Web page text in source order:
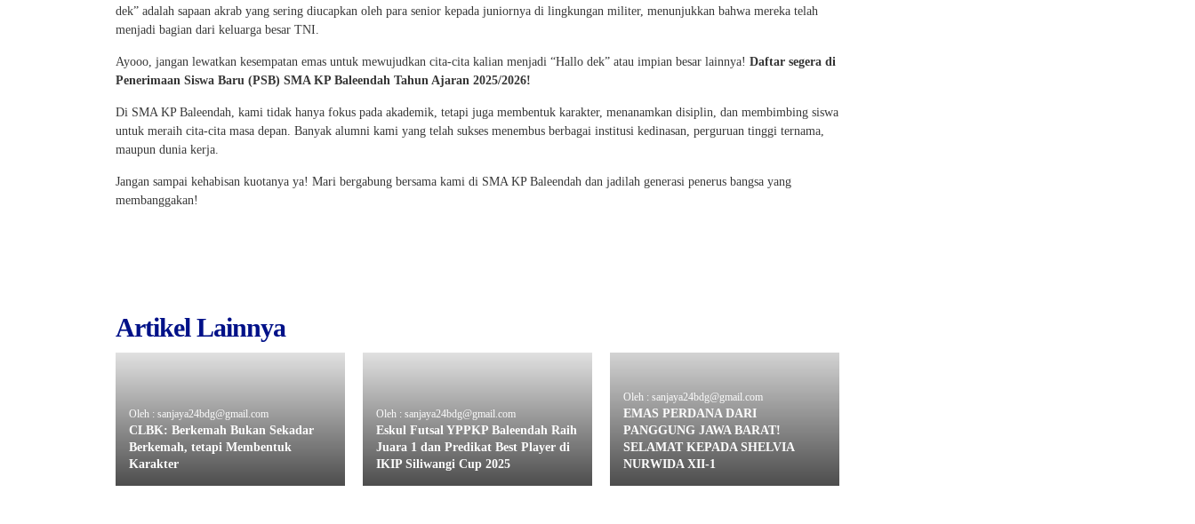
dek” adalah sapaan akrab yang sering diucapkan oleh para senior kepada juniornya di lingkungan militer, menunjukkan bahwa mereka telah
menjadi bagian dari keluarga besar TNI.
Ayooo, jangan lewatkan kesempatan emas untuk mewujudkan cita-cita kalian menjadi “Hallo dek” atau impian besar lainnya! Daftar segera di
Penerimaan Siswa Baru (PSB) SMA KP Baleendah Tahun Ajaran 2025/2026!
Di SMA KP Baleendah, kami tidak hanya fokus pada akademik, tetapi juga membentuk karakter, menanamkan disiplin, dan membimbing siswa
untuk meraih cita-cita masa depan. Banyak alumni kami yang telah sukses menembus berbagai institusi kedinasan, perguruan tinggi ternama,
maupun dunia kerja.
Jangan sampai kehabisan kuotanya ya! Mari bergabung bersama kami di SMA KP Baleendah dan jadilah generasi penerus bangsa yang
membanggakan!
Artikel Lainnya
Oleh : sanjaya24bdg@gmail.com
CLBK: Berkemah Bukan Sekadar
Berkemah, tetapi Membentuk
Karakter
Oleh : sanjaya24bdg@gmail.com
Eskul Futsal YPPKP Baleendah Raih
Juara 1 dan Predikat Best Player di
IKIP Siliwangi Cup 2025
Oleh : sanjaya24bdg@gmail.com
EMAS PERDANA DARI
PANGGUNG JAWA BARAT!
SELAMAT KEPADA SHELVIA
NURWIDA XII-1